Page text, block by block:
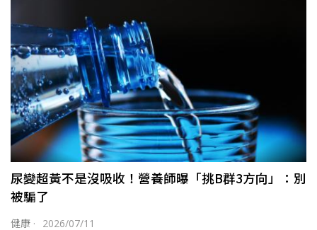
尿變超黃不是沒吸收！營養師曝「挑B群3方向」：別
被騙了
健康 · 2026/07/11